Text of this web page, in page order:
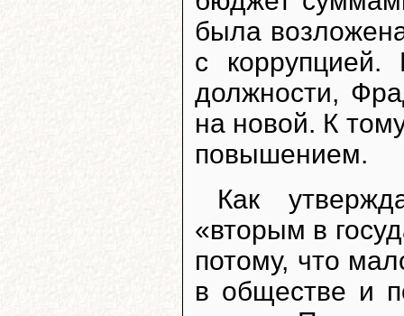
была
с
должности,
на новой. К
повышением.
Как
«вторым в
потому, что
в обществе и